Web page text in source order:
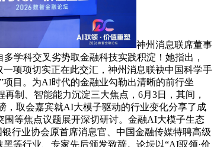
神州消息联席董事
学科交叉劣势取金融科技实践积淀！她指出，
项项切实正在此交汇，神州消息联袂中国科学手
目。为AI时代的金融业勾勒出清晰的前行坐
制、智能能力沉淀三大焦点，6月3日，其间，
，取会嘉宾就AI大模子驱动的行业变化分享了成
等焦点议题展开深切研讨。金融AI大模子生态
行业协会原首席消息官、中国金融传媒特聘高级
等行业、专家先后颁发致辞。论坛以“AI驭领·价